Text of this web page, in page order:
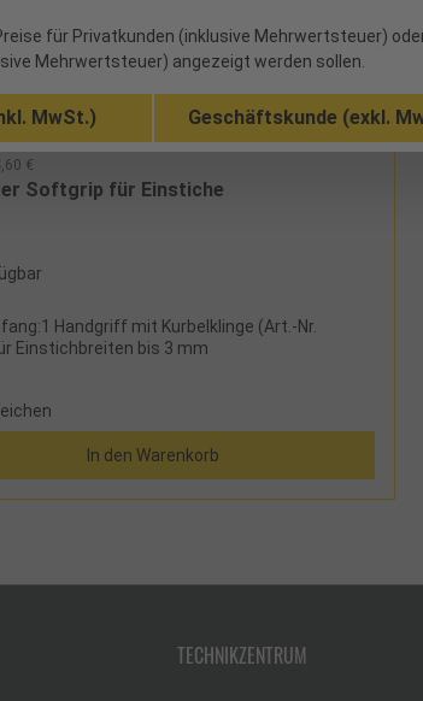
€
Softgrip für Einstiche
Handgriff mit Kurbelklinge (Art.-Nr.
Einstichbreiten bis 3 mm
In den Warenkorb
TECHNIKZENTRUM
für Privatkunden (inklusive Mehrwertsteuer)
Mehrwertsteuer) angezeigt werden sollen.
MwSt.) Geschäftskunde (exkl.